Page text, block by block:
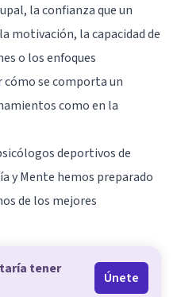
la confianza que un
motivación, la capacidad de
o los enfoques
se comporta un
como en la
deportivos de
y Mente hemos preparado
de los mejores
tener
Únete